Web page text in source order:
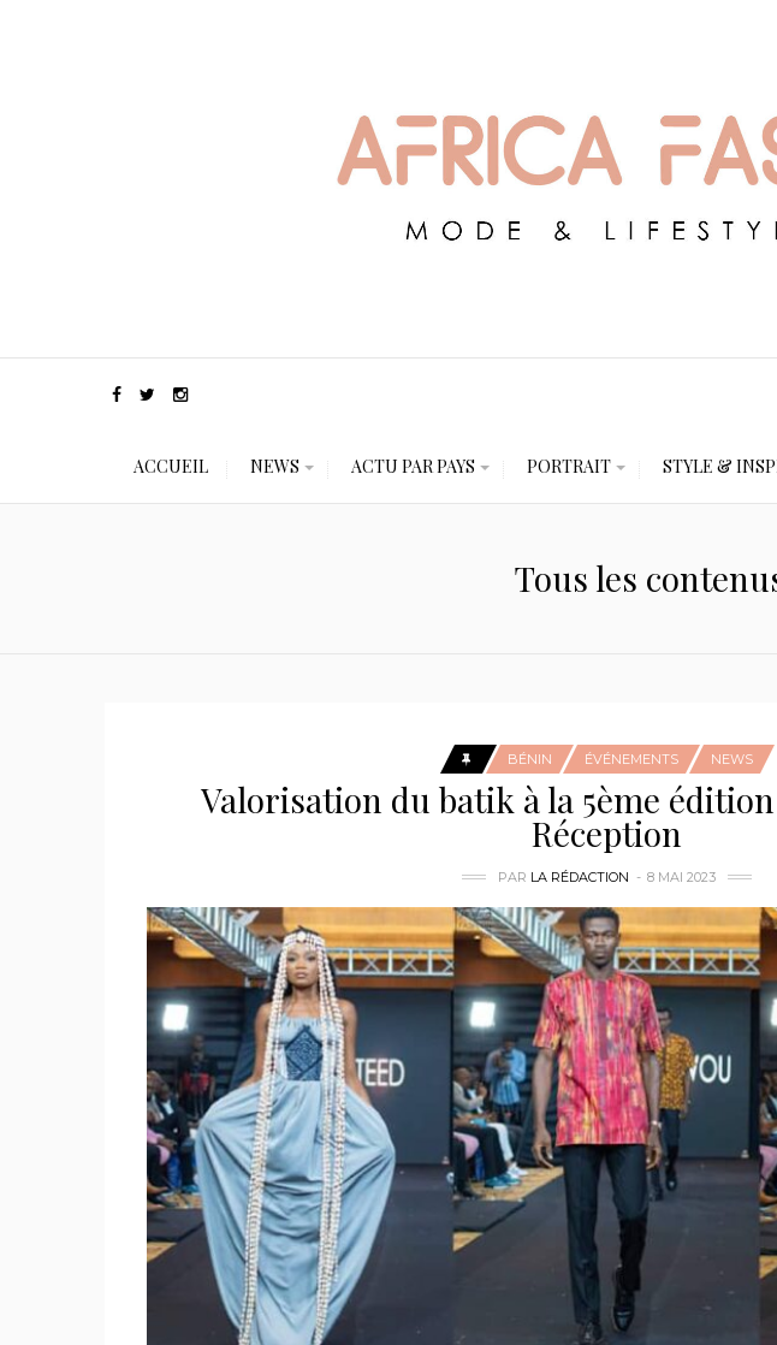
ACCUEIL NEWS ACTU PAR PAYS PORTRAIT STYLE &
Tous les
BÉNIN ÉVÉNEMENTS NEWS
Valorisation du batik à la 5ème
Réception
PAR LA RÉDACTION 8 MAI 2023